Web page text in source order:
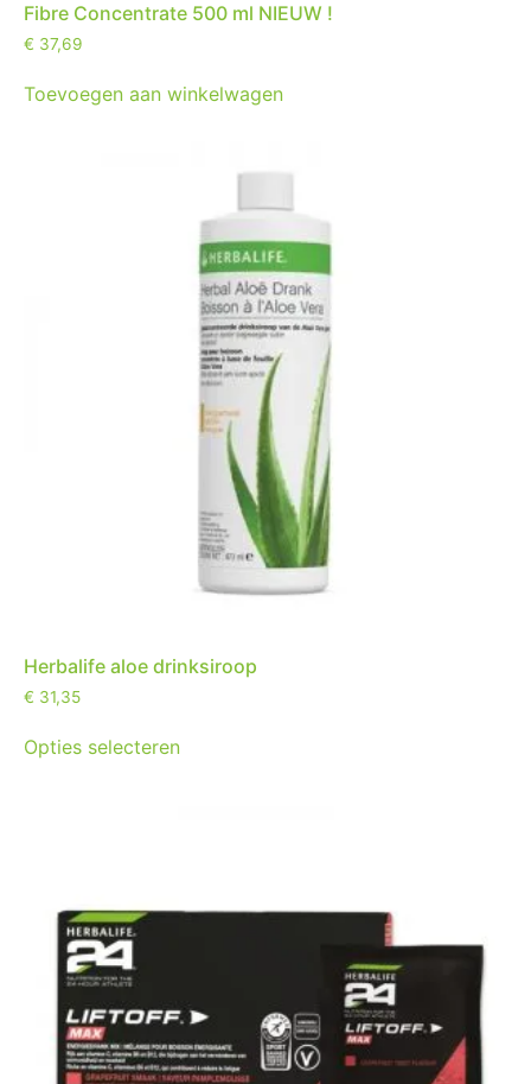
Fibre Concentrate 500 ml NIEUW !
€ 37,69
Toevoegen aan winkelwagen
Herbalife aloe drinksiroop
€ 31,35
Opties selecteren